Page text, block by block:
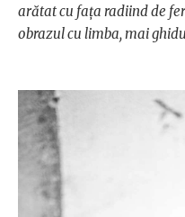
arătat cu faţa radiind de
obrazul cu limba, mai